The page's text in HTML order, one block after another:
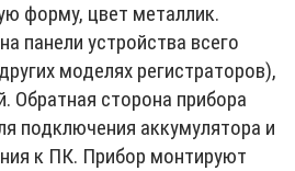
форму, цвет металлик.
панели устройства всего
моделях регистраторов),
Обратная сторона прибора
подключения аккумулятора и
к ПК. Прибор монтируют